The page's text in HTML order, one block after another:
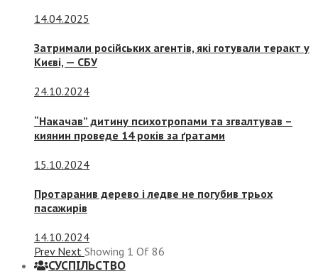
14.04.2025
Затримали російських агентів, які готували теракт у
Києві, — СБУ
24.10.2024
“Накачав” дитину психотропами та згвалтував –
киянин проведе 14 років за ґратами
15.10.2024
Протаранив дерево і ледве не погубив трьох
пасажирів
14.10.2024
Prev Next Showing 1 Of 86
СУСПIЛЬСТВО